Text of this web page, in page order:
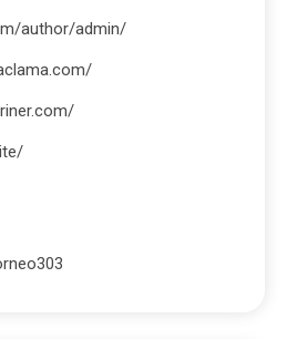
author/admin/